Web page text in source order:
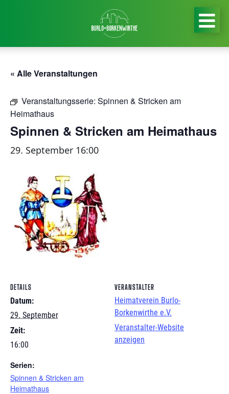
« Alle Veranstaltungen
Veranstaltungsserie: Spinnen & Stricken am
Heimathaus
Spinnen & Stricken am Heimathaus
29. September 16:00
DETAILS
Datum:
29. September
Zeit:
16:00
Serien:
Spinnen & Stricken am
Heimathaus
VERANSTALTER
Heimatverein Burlo-
Borkenwirthe e.V.
Veranstalter-Website
anzeigen